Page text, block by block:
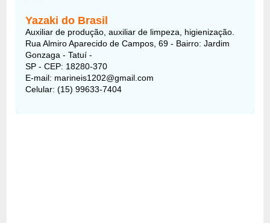
Yazaki do Brasil
Auxiliar de produção, auxiliar de limpeza, higienização.
Rua Almiro Aparecido de Campos, 69 - Bairro: Jardim
Gonzaga - Tatuí -
SP - CEP: 18280-370
E-mail: marineis1202@gmail.com
Celular: (15) 99633-7404